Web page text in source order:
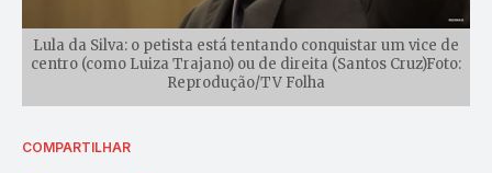
Lula da Silva: o petista está tentando conquistar um vice de
centro (como Luiza Trajano) ou de direita (Santos Cruz)Foto:
Reprodução/TV Folha
COMPARTILHAR